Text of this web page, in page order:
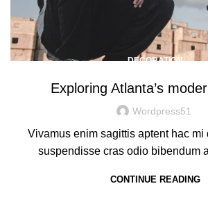
DECORATION
Exploring Atlanta’s
Wordpress51
Vivamus enim sagittis aptent hac mi
suspendisse cras odio bibendum
CONTINUE READING